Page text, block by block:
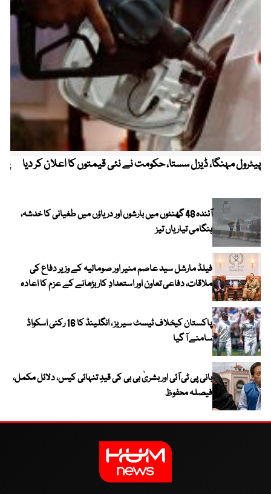
پیٹرول مہنگا، ڈیزل سستا، حکومت نے نئی قیمتوں کا اعلان کر دیا
آئندہ 48 گھنٹوں میں بارشوں اور دریاؤں میں طغیانی کا خدشہ،
ہنگامی تیاریاں تیز
فیلڈ مارشل سید عاصم منیر اور صومالیہ کے وزیر دفاع کی
ملاقات، دفاعی تعاون اور استعدادِ کار بڑھانے کے عزم کا اعادہ
پاکستان کیخلاف ٹیسٹ سیریز ، انگلینڈ کا 16 رکنی اسکواڈ
سامنے آ گیا
بانی پی ٹی آئی اور بشریٰ بی بی کی قیدِ تنہائی کیس، دلائل مکمل،
فیصلہ محفوظ